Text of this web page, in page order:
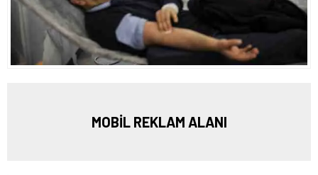
MOBİL REKLAM ALANI